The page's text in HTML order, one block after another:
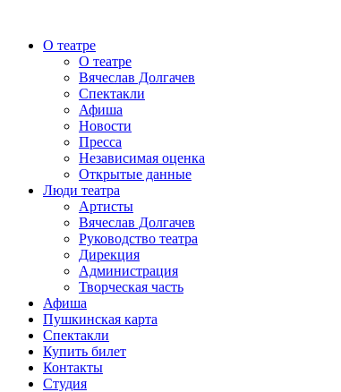
О театре
О театре
Вячеслав Долгачев
Спектакли
Афиша
Новости
Пресса
Независимая оценка
Открытые данные
Люди театра
Артисты
Вячеслав Долгачев
Руководство театра
Дирекция
Администрация
Творческая часть
Афиша
Пушкинская карта
Спектакли
Купить билет
Контакты
Студия